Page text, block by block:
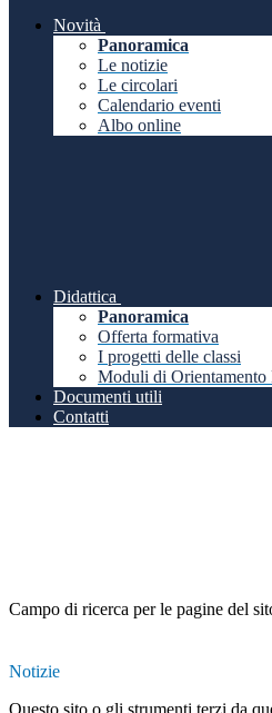
Novità
Panoramica
Le notizie
Le circolari
Calendario eventi
Albo online
Didattica
Panoramica
Offerta formativa
I progetti delle classi
Moduli di Orientamento
Documenti utili
Contatti
Campo di ricerca per le pagine del
Notizie
Questo sito o gli strumenti terzi da